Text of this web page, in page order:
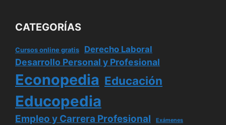
CATEGORÍAS
Cursos online gratis Derecho Laboral
Desarrollo Personal y Profesional
Econopedia Educación
Educopedia
Empleo y Carrera Profesional Exámenes